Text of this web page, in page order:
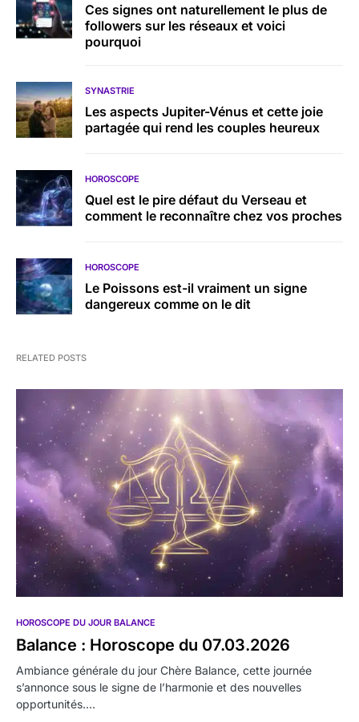
Ces signes ont naturellement le plus de
followers sur les réseaux et voici
pourquoi
SYNASTRIE
Les aspects Jupiter-Vénus et cette joie
partagée qui rend les couples heureux
HOROSCOPE
Quel est le pire défaut du Verseau et
comment le reconnaître chez vos proches
HOROSCOPE
Le Poissons est-il vraiment un signe
dangereux comme on le dit
RELATED POSTS
HOROSCOPE DU JOUR BALANCE
Balance : Horoscope du 07.03.2026
Ambiance générale du jour Chère Balance, cette journée
s’annonce sous le signe de l’harmonie et des nouvelles
opportunités.…